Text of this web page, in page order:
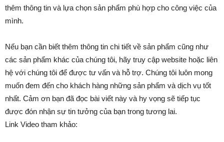
thêm thông tin và lựa chọn sản phẩm phù hợp cho công việc của
mình.
Nếu bạn cần biết thêm thông tin chi tiết về sản phẩm cũng như
các sản phẩm khác của chúng tôi, hãy truy cập website hoặc liên
hệ với chúng tôi để được tư vấn và hỗ trợ. Chúng tôi luôn mong
muốn đem đến cho khách hàng những sản phẩm và dịch vụ tốt
nhất. Cảm ơn bạn đã đọc bài viết này và hy vọng sẽ tiếp tục
được đón nhận sự tin tưởng của bạn trong tương lai.
Link Video tham khảo: